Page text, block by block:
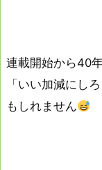
連載開始から40
「いい加減にし
もしれません